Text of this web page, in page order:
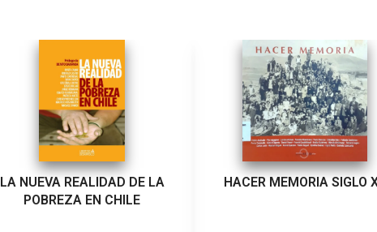
HACER MEMORIA SIGLO XX
DESARROLLO DE UN